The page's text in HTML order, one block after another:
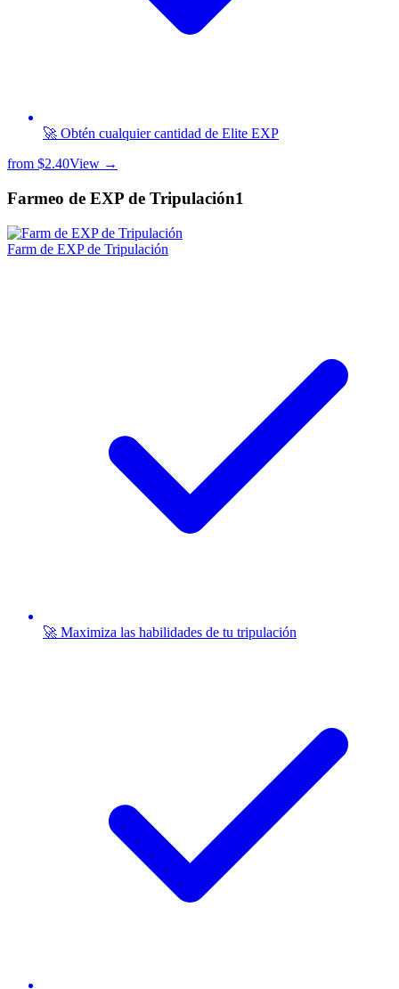
🚀 Obtén cualquier cantidad de Elite EXP
from $2.40View →
Farmeo de EXP de Tripulación1
Farm de EXP de Tripulación
🚀 Maximiza las habilidades de tu tripulación